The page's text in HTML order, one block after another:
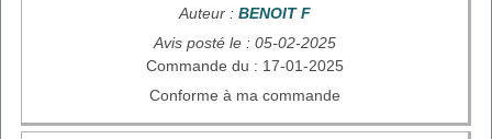
Auteur : BENOIT F
Avis posté le : 05-02-2025
Commande du : 17-01-2025
Conforme à ma commande